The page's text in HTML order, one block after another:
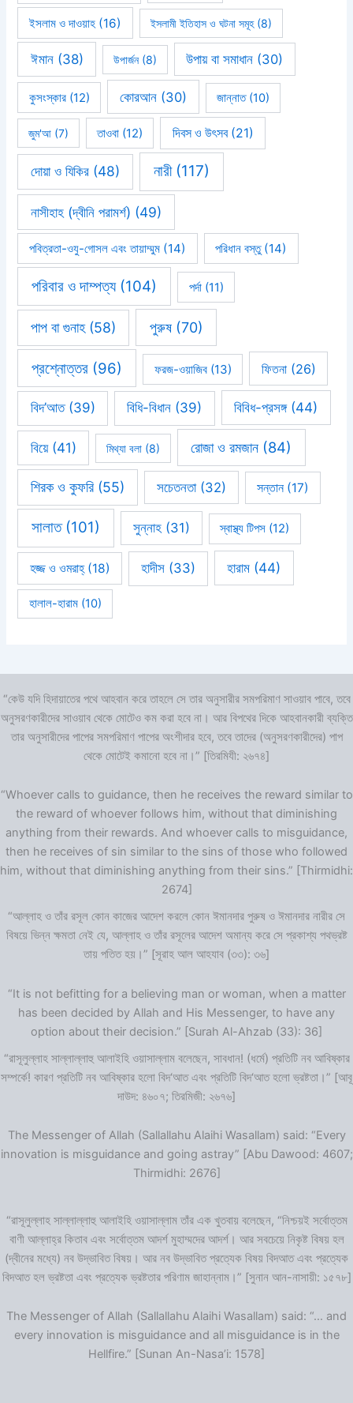
ইসলাম ও দাওয়াহ (16) ইসলামী ইতিহাস ও ঘটনা সমূহ(8)
ঈমান(38) উপার্জন(8) উপায় বা সমাধান (30)
কুসংস্কার(12) কোরআন (30) জান্নাত(10)
জুম'আ (7) তাওবা (12) দিবস ও উৎসব(21)
দোয়া ও যিকির (48) নারী(117)
নাসীহাহ (দ্বীনি পরামর্শ) (49)
পবিত্রতা-ওযু-গোসল এবং তায়াম্মুম (14) পরিধান বস্তু(14)
পরিবার ও দাম্পত্য(104) পর্দা(11)
পাপ বা গুনাহ(58) পুরুষ(70)
প্রশ্নোত্তর (96) ফরজ-ওয়াজিব(13) ফিতনা(26)
বিদ’আত(39) বিধি-বিধান (39) বিবিধ-প্রসঙ্গ(44)
বিয়ে(41) মিথ্যা বলা(8) রোজা ও রমজান (84)
শিরক ও কুফরি(55) সচেতনতা(32) সন্তান(17)
সালাত(101) সুন্নাহ (31) স্বাস্থ্য টিপস (12)
হজ্জ ও ওমরাহ্‌(18) হাদীস(33) হারাম (44)
হালাল-হারাম(10)
“কেউ যদি হিদায়াতের পথে আহবান করে তাহলে সে তার অনুসারীর সমপরিমাণ সাওয়াব পাবে, তবে
অনুসরণকারীদের সাওয়াব থেকে মোটেও কম করা হবে না। আর বিপথের দিকে আহবানকারী ব্যক্তি
তার অনুসারীদের পাপের সমপরিমাণ পাপের অংশীদার হবে, তবে তাদের (অনুসরণকারীদের) পাপ
থেকে মোটেই কমানো হবে না।” [তিরমিযী: ২৬৭৪]
“Whoever calls to guidance, then he receives the reward similar to
the reward of whoever follows him, without that diminishing
anything from their rewards. And whoever calls to misguidance,
then he receives of sin similar to the sins of those who followed
him, without that diminishing anything from their sins.” [Thirmidhi:
2674]
“আল্লাহ ও তাঁর রসূল কোন কাজের আদেশ করলে কোন ঈমানদার পুরুষ ও ঈমানদার নারীর সে
বিষয়ে ভিন্ন ক্ষমতা নেই যে, আল্লাহ ও তাঁর রসূলের আদেশ অমান্য করে সে প্রকাশ্য পথভ্রষ্ট
তায় পতিত হয়।” [সূরাহ আল আহযাব (৩৩): ৩৬]
“It is not befitting for a believing man or woman, when a matter
has been decided by Allah and His Messenger, to have any
option about their decision.” [Surah Al-Ahzab (33): 36]
“রাসূলুল্লাহ সাল্লাল্লাহু আলাইহি ওয়াসাল্লাম বলেছেন, সাবধান! (ধর্মে) প্রতিটি নব আবিষ্কার
সম্পর্কে! কারণ প্রতিটি নব আবিষ্কার হলো বিদ‘আত এবং প্রতিটি বিদ‘আত হলো ভ্রষ্টতা।” [আবূ
দাউদ: ৪৬০৭; তিরমিজী: ২৬৭৬]
The Messenger of Allah (Sallallahu Alaihi Wasallam) said: “Every
innovation is misguidance and going astray” [Abu Dawood: 4607;
Thirmidhi: 2676]
“রাসূলুল্লাহ সাল্লাল্লাহু আলাইহি ওয়াসাল্লাম তাঁর এক খুতবায় বলেছেন, “নিশ্চয়ই সর্বোত্তম
বাণী আল্লাহ্‌র কিতাব এবং সর্বোত্তম আদর্শ মুহাম্মদের আদর্শ। আর সবচেয়ে নিকৃষ্ট বিষয় হল
(দ্বীনের মধ্যে) নব উদ্ভাবিত বিষয়। আর নব উদ্ভাবিত প্রত্যেক বিষয় বিদআত এবং প্রত্যেক
বিদআত হল ভ্রষ্টতা এবং প্রত্যেক ভ্রষ্টতার পরিণাম জাহান্নাম।” [সুনান আন-নাসায়ী: ১৫৭৮]
The Messenger of Allah (Sallallahu Alaihi Wasallam) said: “… and
every innovation is misguidance and all misguidance is in the
Hellfire.” [Sunan An-Nasa’i: 1578]